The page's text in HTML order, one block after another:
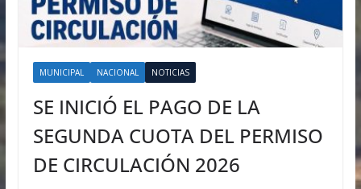
MUNICIPAL NACIONAL NOTICIAS
SE INICIÓ EL PAGO DE LA
SEGUNDA CUOTA DEL PERMISO
DE CIRCULACIÓN 2026